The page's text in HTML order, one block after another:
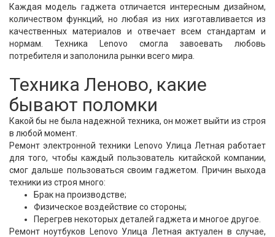
Каждая модель гаджета отличается интересным дизайном,
количеством функций, но любая из них изготавливается из
качественных материалов и отвечает всем стандартам и
нормам. Техника Lenovo смогла завоевать любовь
потребителя и заполонила рынки всего мира.
Техника Леново, какие
бывают поломки
Какой бы не была надежной техника, он может выйти из строя
в любой момент.
Ремонт электронной техники Lenovo Улица Летная работает
для того, чтобы каждый пользователь китайской компании,
смог дальше пользоваться своим гаджетом. Причин выхода
техники из строя много:
Брак на производстве;
Физическое воздействие со стороны;
Перегрев некоторых деталей гаджета и многое другое.
Ремонт ноутбуков Lenovo Улица Летная актуален в случае,